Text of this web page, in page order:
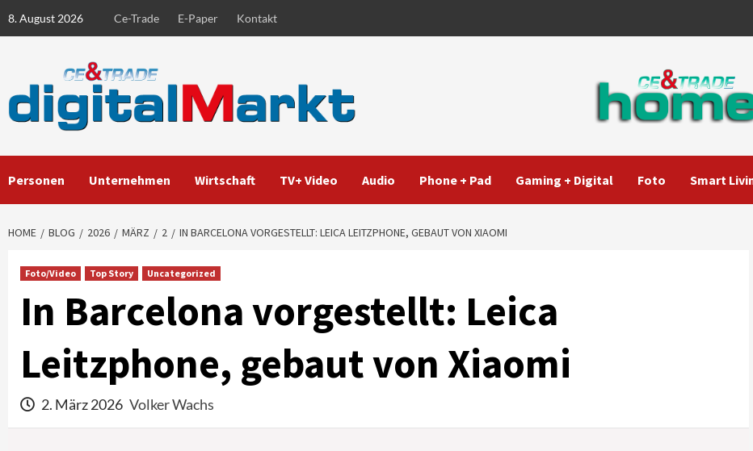
8. August 2026 Ce-Trade E-Paper Kontakt
Personen Unternehmen Wirtschaft TV+ Video Audio Phone + Pad Gaming + Digital Foto Smart
HOME BLOG 2026 MÄRZ 2 IN BARCELONA VORGESTELLT: LEICA LEITZPHONE, GEBAUT VON XIAOMI
Foto/Video Top Story Uncategorized
In Barcelona vorgestellt: Leica
Leitzphone, gebaut von Xiaomi
2. März 2026 Volker Wachs